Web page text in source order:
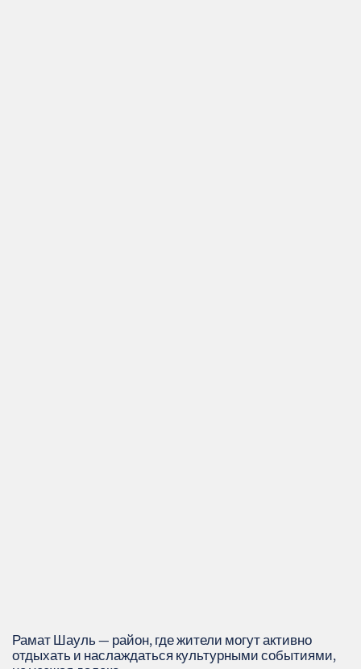
Рамат Шауль — район, где жители могут активно
отдыхать и наслаждаться культурными событиями,